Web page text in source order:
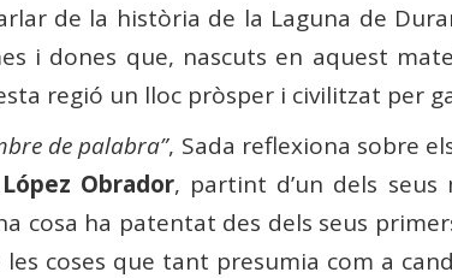
de la història de la Laguna de
i dones que, nascuts en aquest
regió un lloc pròsper i civilitzat per
de palabra”, Sada reflexiona sobre
Obrador, partint d’un dels seus
cosa ha patentat des dels seus
coses que tant presumia com a